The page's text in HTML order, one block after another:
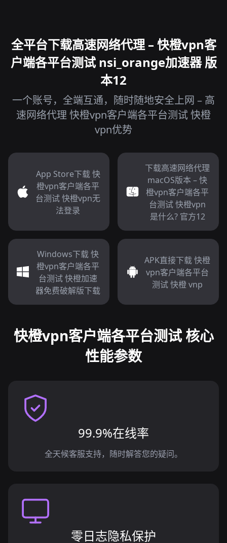
全平台下载高速网络代理 – 快橙vpn客
户端各平台测试 nsi_orange加速器 版
本12
一个账号，全端互通，随时随地安全上网 – 高
速网络代理 快橙vpn客户端各平台测试 快橙
vpn优势
App Store下载 快
橙vpn客户端各平
台测试 快橙vpn无
法登录
下载高速网络代理
macOS版本 – 快
橙vpn客户端各平
台测试 快橙vpn
是什么? 官方12
Windows下载 快
橙vpn客户端各平
台测试 快橙加速
器免费破解版下载
APK直接下载 快橙
vpn客户端各平台
测试 快橙 vnp
快橙vpn客户端各平台测试 核心
性能参数
99.9%在线率
全天候客服支持，随时解答您的疑问。
零日志隐私保护